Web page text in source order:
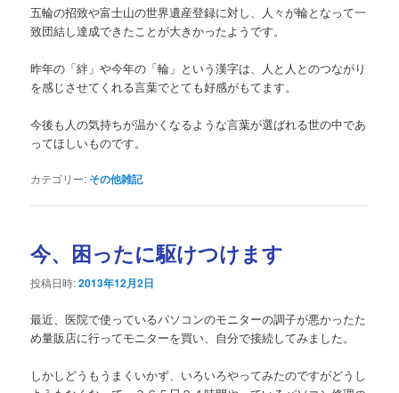
五輪の招致や富士山の世界遺産登録に対し、人々が輪となって一
致団結し達成できたことが大きかったようです。
昨年の「絆」や今年の「輪」という漢字は、人と人とのつながり
を感じさせてくれる言葉でとても好感がもてます。
今後も人の気持ちが温かくなるような言葉が選ばれる世の中であ
ってほしいものです。
カテゴリー: その他雑記
今、困ったに駆けつけます
投稿日時:2013年12月2日
最近、医院で使っているパソコンのモニターの調子が悪かったた
め量販店に行ってモニターを買い、自分で接続してみました。
しかしどうもうまくいかず、いろいろやってみたのですがどうし